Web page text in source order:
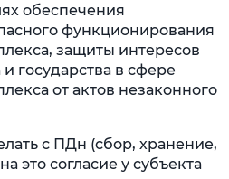
обеспечения
функционирования
защиты интересов
государства в сфере
от актов незаконного
с ПДн (сбор, хранение,
это согласие у субъекта